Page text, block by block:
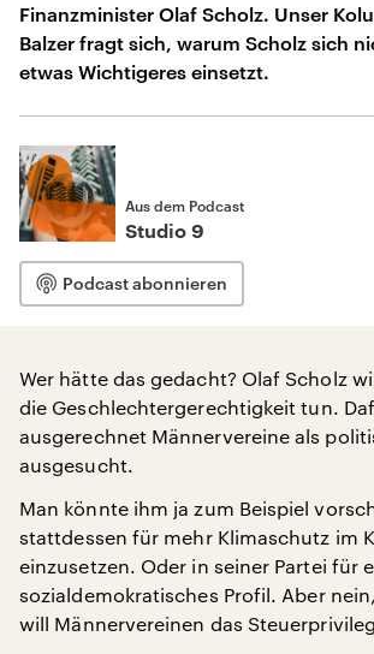
Finanzminister Olaf Scholz. Unser
Balzer fragt sich, warum Scholz sich
etwas Wichtigeres einsetzt.
Aus dem Podcast
Studio 9
Podcast abonnieren
Wer hätte das gedacht? Olaf Scholz
die Geschlechtergerechtigkeit tun.
ausgerechnet Männervereine als
ausgesucht.
Man könnte ihm ja zum Beispiel
stattdessen für mehr Klimaschutz im
einzusetzen. Oder in seiner Partei für
sozialdemokratisches Profil. Aber
will Männervereinen das